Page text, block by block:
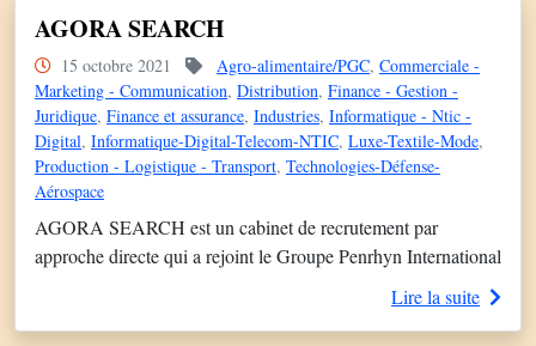
[…]
AGORA SEARCH
15 octobre 2021 Agro-alimentaire/PGC, Commerciale -
Marketing - Communication, Distribution, Finance - Gestion -
Juridique, Finance et assurance, Industries, Informatique - Ntic -
Digital, Informatique-Digital-Telecom-NTIC, Luxe-Textile-Mode,
Production - Logistique - Transport, Technologies-Défense-
Aérospace
AGORA SEARCH est un cabinet de recrutement par
approche directe qui a rejoint le Groupe Penrhyn International
il y a 3 ans.. AGORA SEARCH est membre du Syntec ainsi
que de l’AESC. AGORA SEARCH compte 19
Lire la suite